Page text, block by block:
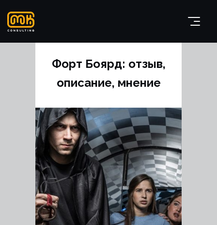
Форт Боярд: отзыв,
описание, мнение